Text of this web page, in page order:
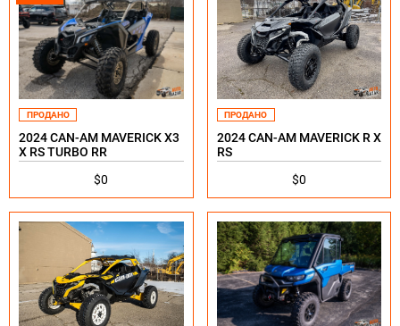
ПРОДАНО
2024 CAN-AM MAVERICK X3
X RS TURBO RR
$0
ПРОДАНО
2024 CAN-AM MAVERICK R X
RS
$0